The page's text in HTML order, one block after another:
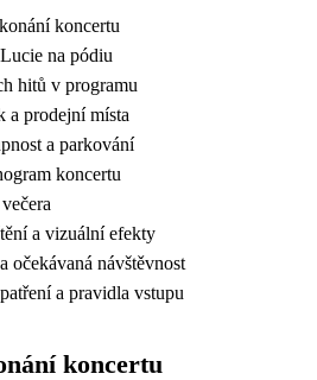
koncertu
na pódiu
hitů v programu
a prodejní místa
a parkování
koncertu
a vizuální efekty
očekávaná návštěvnost
a pravidla vstupu
koncertu